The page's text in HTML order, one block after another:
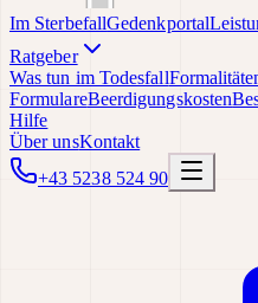
Im SterbefallGedenkportal
Ratgeber
Was tun im Todesfall
FormulareBeerdigungskosten
Hilfe
Über unsKontakt
+43 5238 524 90